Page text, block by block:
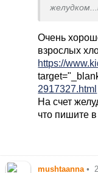
Очень
взрослых
https://
2917327.html
На счет
что пишите
mushtaanna •